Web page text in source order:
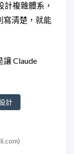
複雜體系，
寫清楚，就能
Claude
計
)